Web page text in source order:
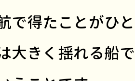
で得たことがひ
大きく揺れる船